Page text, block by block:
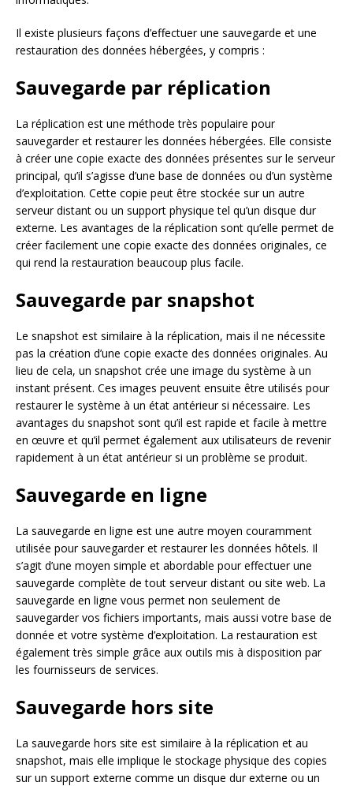
Il existe plusieurs façons d’effectuer une sauvegarde et une
restauration des données hébergées, y compris :
Sauvegarde par réplication
La réplication est une méthode très populaire pour
sauvegarder et restaurer les données hébergées. Elle consiste
à créer une copie exacte des données présentes sur le serveur
principal, qu’il s’agisse d’une base de données ou d’un système
d’exploitation. Cette copie peut être stockée sur un autre
serveur distant ou un support physique tel qu’un disque dur
externe. Les avantages de la réplication sont qu’elle permet de
créer facilement une copie exacte des données originales, ce
qui rend la restauration beaucoup plus facile.
Sauvegarde par snapshot
Le snapshot est similaire à la réplication, mais il ne nécessite
pas la création d’une copie exacte des données originales. Au
lieu de cela, un snapshot crée une image du système à un
instant présent. Ces images peuvent ensuite être utilisés pour
restaurer le système à un état antérieur si nécessaire. Les
avantages du snapshot sont qu’il est rapide et facile à mettre
en œuvre et qu’il permet également aux utilisateurs de revenir
rapidement à un état antérieur si un problème se produit.
Sauvegarde en ligne
La sauvegarde en ligne est une autre moyen couramment
utilisée pour sauvegarder et restaurer les données hôtels. Il
s’agit d’une moyen simple et abordable pour effectuer une
sauvegarde complète de tout serveur distant ou site web. La
sauvegarde en ligne vous permet non seulement de
sauvegarder vos fichiers importants, mais aussi votre base de
donnée et votre système d’exploitation. La restauration est
également très simple grâce aux outils mis à disposition par
les fournisseurs de services.
Sauvegarde hors site
La sauvegarde hors site est similaire à la réplication et au
snapshot, mais elle implique le stockage physique des copies
sur un support externe comme un disque dur externe ou un